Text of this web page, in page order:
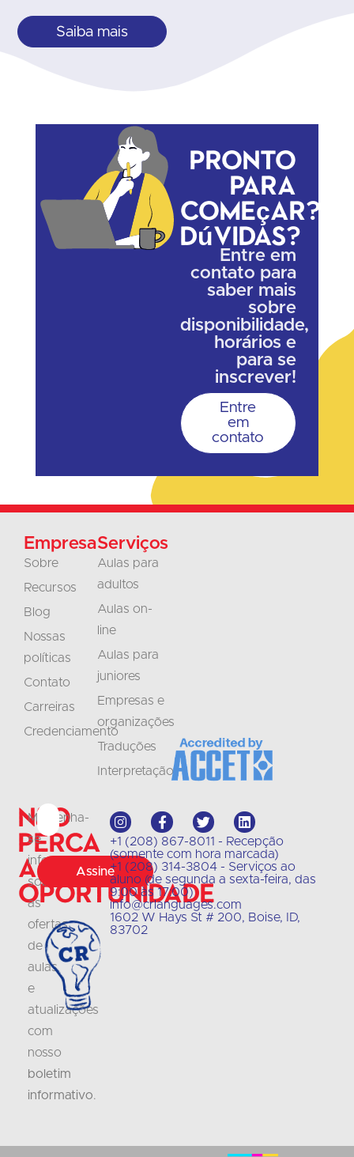
Saiba mais
Pronto
para
começar?
Dúvidas?
Entre em
contato para
saber mais
sobre
disponibilidade,
horários e
para se
inscrever!
Entre
em
contato
Não
perca
a
oportunidade
Mantenha-
se
informado
sobre
as
ofertas
de
aulas
e
atualizações
com
nosso
boletim
informativo.
Assine
+1 (208) 867-8011 - Recepção
(somente com hora marcada)
+1 (208) 314-3804 - Serviços ao
aluno (de segunda a sexta-feira, das
9:00 às 17:00)
info@crlanguages.com
1602 W Hays St # 200, Boise, ID,
83702
Empresa
Sobre
Recursos
Blog
Nossas
políticas
Contato
Carreiras
Credenciamento
Serviços
Aulas para
adultos
Aulas on-
line
Aulas para
juniores
Empresas e
organizações
Traduções
Interpretação